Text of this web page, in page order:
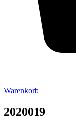
Warenkorb
2020019